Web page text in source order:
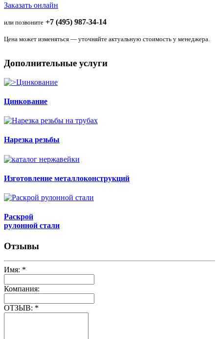
Заказать онлайн
или позвоните +7 (495) 987-34-14
Цена может изменяться — уточняйте актуальную стоимость у менеджера.
Дополнительные услуги
Цинкование
Нарезка резьбы
Изготовление металлоконструкций
Раскрой
рулонной стали
Отзывы
Имя: *
Компания:
ОТЗЫВ: *